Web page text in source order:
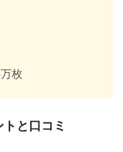
枚
と口コミ